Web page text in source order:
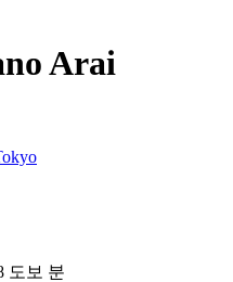
Arai
도보 분